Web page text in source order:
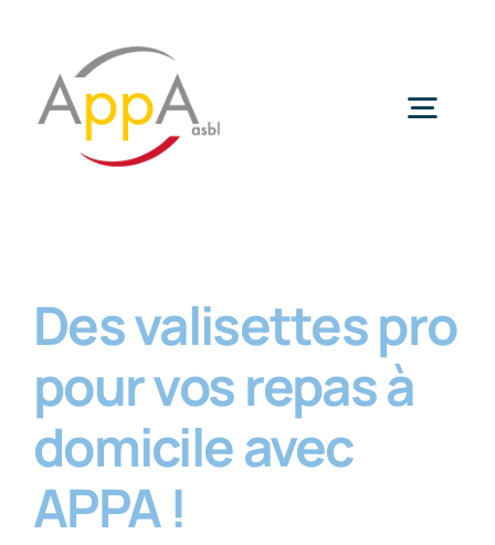
contenu
Aide-Familiale
Téléalarme
Repas à domicile
Des valisettes pro
pour vos repas à
domicile avec
APPA !